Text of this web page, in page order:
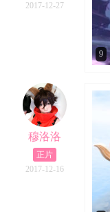
2017-12-27
9
穆洛洛
正片
2017-12-16